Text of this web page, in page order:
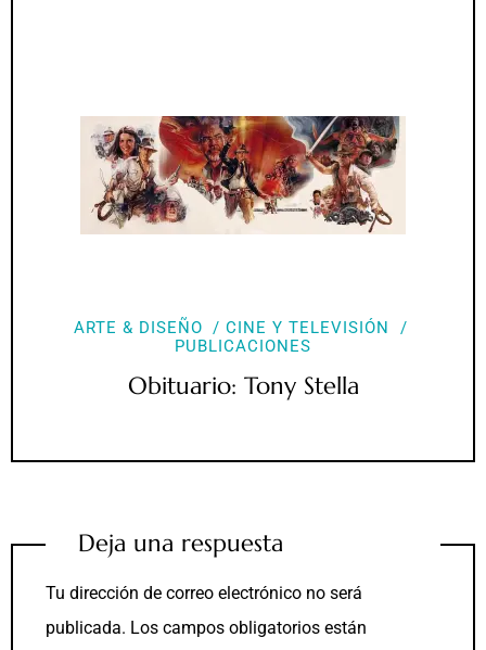
ARTE & DISEÑO
CINE Y TELEVISIÓN
PUBLICACIONES
Obituario: Tony Stella
Deja una respuesta
Tu dirección de correo electrónico no será
publicada. Los campos obligatorios están